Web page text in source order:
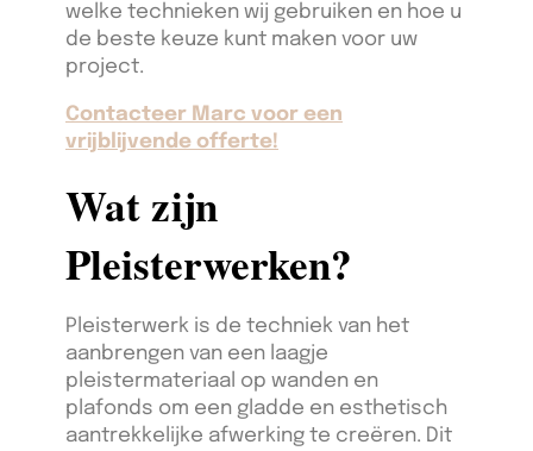
welke technieken wij gebruiken en hoe u
de beste keuze kunt maken voor uw
project.
Contacteer Marc voor een
vrijblijvende offerte!
Wat zijn
Pleisterwerken?
Pleisterwerk is de techniek van het
aanbrengen van een laagje
pleistermateriaal op wanden en
plafonds om een gladde en esthetisch
aantrekkelijke afwerking te creëren. Dit